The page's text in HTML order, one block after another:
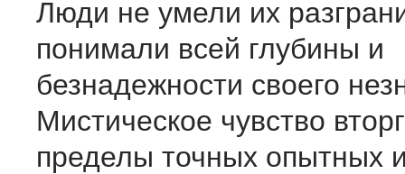
Люди не умели их
понимали всей глубины и
безнадежности своего
Мистическое чувство
пределы точных опытных